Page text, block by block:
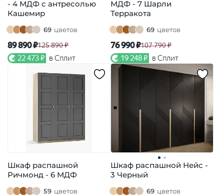
- 4 МДФ с антресолью
Кашемир
69 цветов
89 890 ₽125 890 ₽
22 473 ₽ в Сплит
МДФ - 7 Шарли
Терракота
69 цветов
76 990 ₽107 790 ₽
19 248 ₽ в Сплит
Шкаф распашной
Ричмонд - 6 МДФ
59 цветов
Шкаф распашной Нейс -
3 Черный
69 цветов